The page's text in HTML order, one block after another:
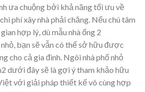
ưa chuộng bởi khả năng tối ưu về
phí xây nhà phải chăng. Nếu chú tâm
hợp lý, dù mẫu nhà ống 2
bạn sẽ vẫn có thể sở hữu được
cho cả gia đình. Ngôi nhà phố nhỏ
dưới đây sẽ là gợi ý tham khảo hữu
với giải pháp thiết kế vô cùng hợp